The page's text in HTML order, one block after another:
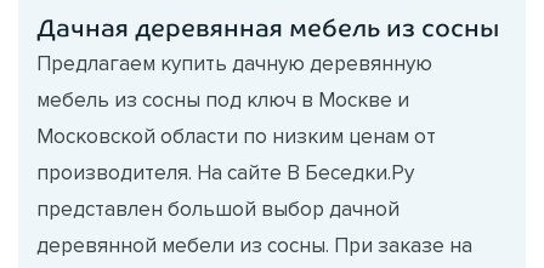
Дачная деревянная мебель из сосны
Предлагаем купить дачную деревянную
мебель из сосны под ключ в Москве и
Московской области по низким ценам от
производителя. На сайте В Беседки.Ру
представлен большой выбор дачной
деревянной мебели из сосны. При заказе на